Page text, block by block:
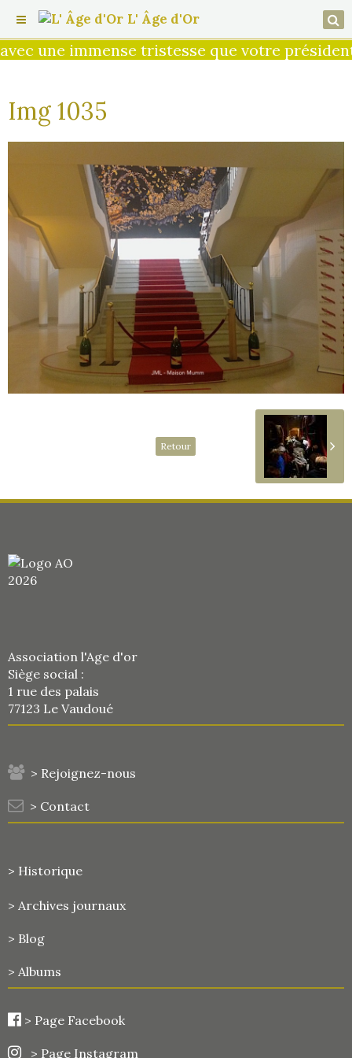
une immense tristesse que votre
L' Âge d'Or
Img 1035
Retour
Association l'Age d'or
Siège social :
1 rue des palais
77123 Le Vaudoué
> Rejoignez-nous
> Contact
> Historique
> Archives journaux
> Blog
> Albums
> Page Facebook
> Page Instagram